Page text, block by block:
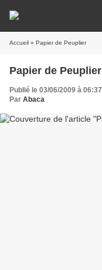
Accueil » Papier de Peuplier
Papier de Peuplier
Publié le 03/06/2009 à 06:37
Par Abaca